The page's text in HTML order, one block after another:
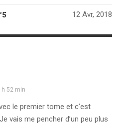
12 Avr, 2018
h 52 min
le premier tome et c’est
vais me pencher d’un peu plus